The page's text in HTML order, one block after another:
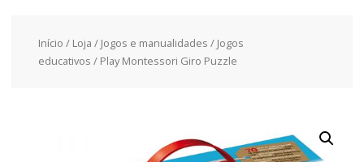
Início / Loja / Jogos e manualidades / Jogos
educativos / Play Montessori Giro Puzzle